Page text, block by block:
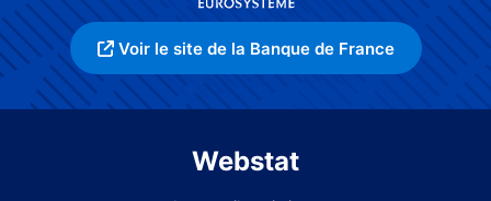
Voir le site de la Banque de France
Webstat